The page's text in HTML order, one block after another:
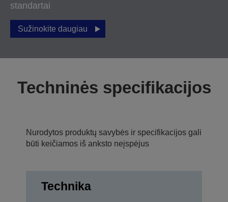
standartai
Sužinokite daugiau
Techninės specifikacijos
Nurodytos produktų savybės ir specifikacijos gali
būti keičiamos iš anksto neįspėjus
Technika